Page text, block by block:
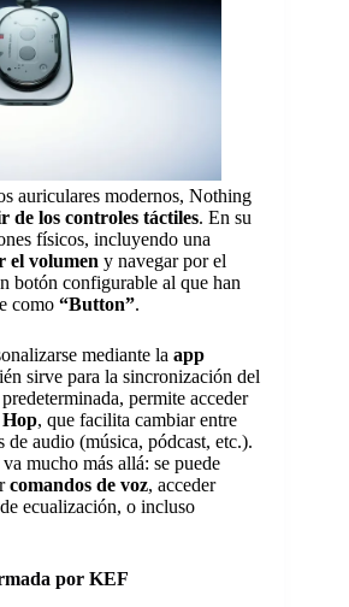
auriculares modernos, Nothing
de los controles táctiles. En su
físicos, incluyendo una
el volumen y navegar por el
botón configurable al que han
como “Button”.
mediante la app
sirve para la sincronización del
permite acceder
, que facilita cambiar entre
de audio (música, pódcast, etc.).
mucho más allá: se puede
comandos de voz, acceder
ecualización, o incluso
por KEF